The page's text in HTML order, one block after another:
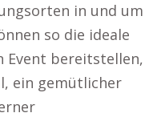
in und um
so die ideale
Event bereitstellen,
ein gemütlicher